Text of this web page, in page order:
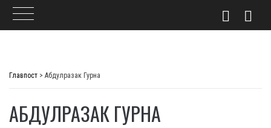
Главпост > Абдулразак Гурна
АБДУЛРАЗАК ГУРНА